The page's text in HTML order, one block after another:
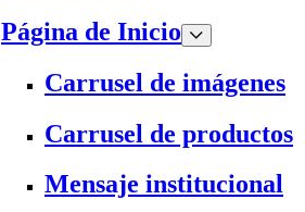
Página de Inicio
Carrusel de imágenes
Carrusel de productos
Mensaje institucional